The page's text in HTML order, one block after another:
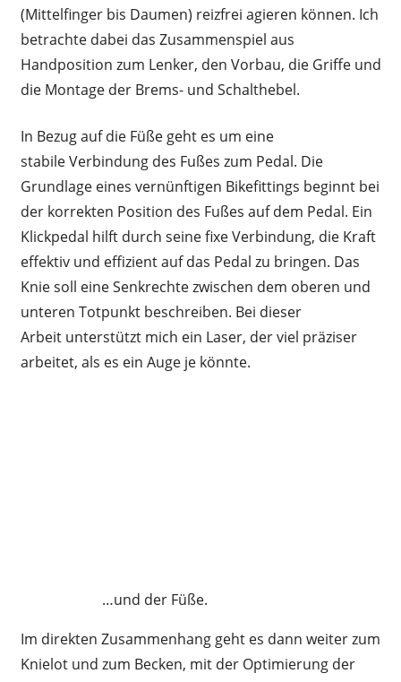
(Mittelfinger bis Daumen) reizfrei agieren können. Ich
betrachte dabei das Zusammenspiel aus
Handposition zum Lenker, den Vorbau, die Griffe und
die Montage der Brems- und Schalthebel.
In Bezug auf die Füße geht es um eine
stabile Verbindung des Fußes zum Pedal. Die
Grundlage eines vernünftigen Bikefittings beginnt bei
der korrekten Position des Fußes auf dem Pedal. Ein
Klickpedal hilft durch seine fixe Verbindung, die Kraft
effektiv und effizient auf das Pedal zu bringen. Das
Knie soll eine Senkrechte zwischen dem oberen und
unteren Totpunkt beschreiben. Bei dieser
Arbeit unterstützt mich ein Laser, der viel präziser
arbeitet, als es ein Auge je könnte.
…und der Füße.
Im direkten Zusammenhang geht es dann weiter zum
Knielot und zum Becken, mit der Optimierung der